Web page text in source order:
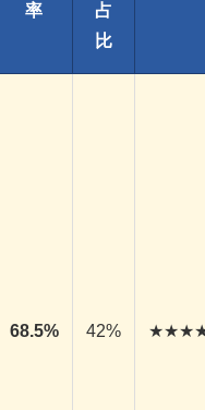
率
占
比
68.5% 42%